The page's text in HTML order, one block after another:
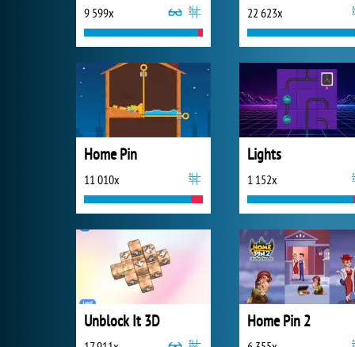
9 599x 22 623x
Home Pin
11 010x
Lights
1 152x
Unblock It 3D Home Pin 2